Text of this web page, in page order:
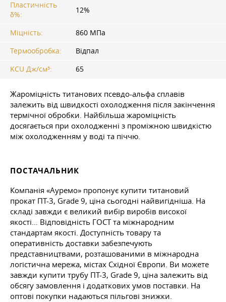
Пластичність
δ%:
12%
Міцність:
860 МПа
Термообробка:
Відпал
KCU Дж/см³:
65
Жароміцність титанових псевдо-альфа сплавів
залежить від швидкості охолодження після закінчення
термічної обробки. Найбільша жароміцність
досягається при охолодженні з проміжною швидкістю
між охолодженням у воді та піччю.
ПОСТАЧАЛЬНИК
Компанія «Ауремо» пропонує купити титановий
прокат ПТ-3, Grade 9, ціна сьогодні найвигідніша. На
складі завжди є великий вибір виробів високої
якості… Відповідність ГОСТ та міжнародним
стандартам якості. Доступність товару та
оперативність доставки забезпечують
представництвами, розташованими в міжнародна
логістична мережа, містах Східної Європи. Ви можете
завжди купити трубу ПТ-3, Grade 9, ціна залежить від
обсягу замовлення і додаткових умов поставки. На
оптові покупки надаються пільгові знижки.